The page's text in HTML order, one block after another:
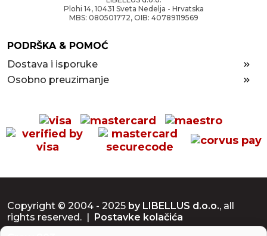
Plohi 14, 10431 Sveta Nedelja - Hrvatska
MBS: 080501772, OIB: 40789119569
PODRŠKA & POMOĆ
Dostava i isporuke
Osobno preuzimanje
Copyright © 2004 - 2025 by LIBELLUS d.o.o., all
rights reserved. | Postavke kolačića